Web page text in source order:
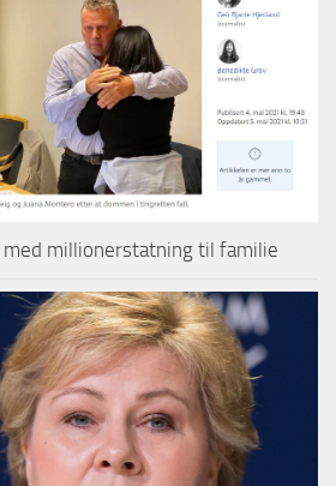
med millionerstatning til familie